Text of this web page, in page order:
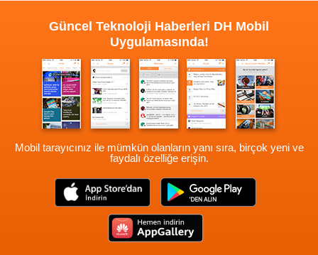
Güncel Teknoloji Haberleri DH Mobil
Uygulamasında!
Mobil tarayıcınız ile mümkün olanların yanı sıra, birçok yeni ve
faydalı özelliğe erişin.